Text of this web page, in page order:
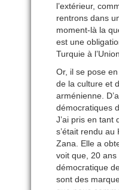
l’extérieur,
rentrons dans
moment-là la
est une
Turquie à l’Union.
Or, il se pose
de la culture et
arménienne.
démocratiques
J’ai pris en tant
s’était rendu
Zana. Elle a
voit que, 20
démocratique
sont des